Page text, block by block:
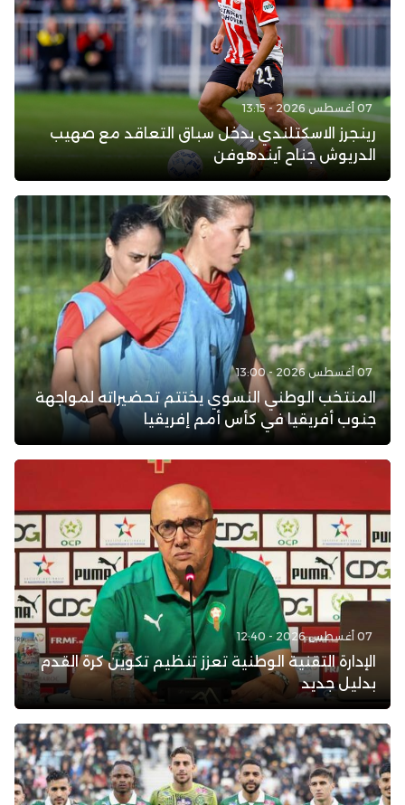
07 أغسطس 2026 - 13:15
رينجرز الاسكتلندي يدخل سباق التعاقد مع صهيب
الدريوش جناح آيندهوفن
07 أغسطس 2026 - 13:00
المنتخب الوطني النسوي يختتم تحضيراته لمواجهة
جنوب أفريقيا في كأس أمم إفريقيا
07 أغسطس 2026 - 12:40
الإدارة التقنية الوطنية تعزز تنظيم تكوين كرة القدم
بدليل جديد